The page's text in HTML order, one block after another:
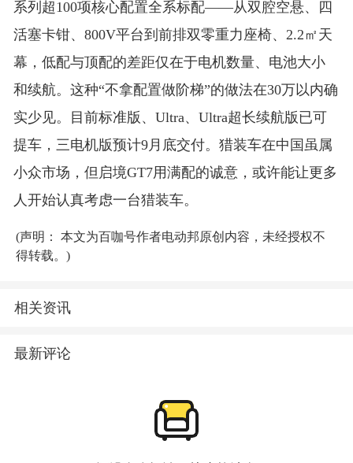
系列超100项核心配置全系标配——从双腔空悬、四
活塞卡钳、800V平台到前排双零重力座椅、2.2㎡天
幕，低配与顶配的差距仅在于电机数量、电池大小
和续航。这种“不拿配置做阶梯”的做法在30万以内确
实少见。目前标准版、Ultra、Ultra超长续航版已可
提车，三电机版预计9月底交付。猎装车在中国虽属
小众市场，但启境GT7用满配的诚意，或许能让更多
人开始认真考虑一台猎装车。
(声明： 本文为百咖号作者电动邦原创内容，未经授权不
得转载。)
相关资讯
最新评论